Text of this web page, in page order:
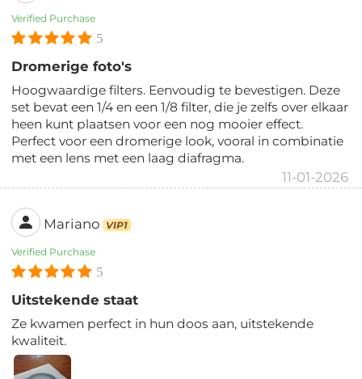
Verified Purchase
5
Dromerige foto's
Hoogwaardige filters. Eenvoudig te bevestigen. Deze
set bevat een 1/4 en een 1/8 filter, die je zelfs over elkaar
heen kunt plaatsen voor een nog mooier effect.
Perfect voor een dromerige look, vooral in combinatie
met een lens met een laag diafragma.
11-01-2026
Mariano VIP1
Verified Purchase
5
Uitstekende staat
Ze kwamen perfect in hun doos aan, uitstekende
kwaliteit.